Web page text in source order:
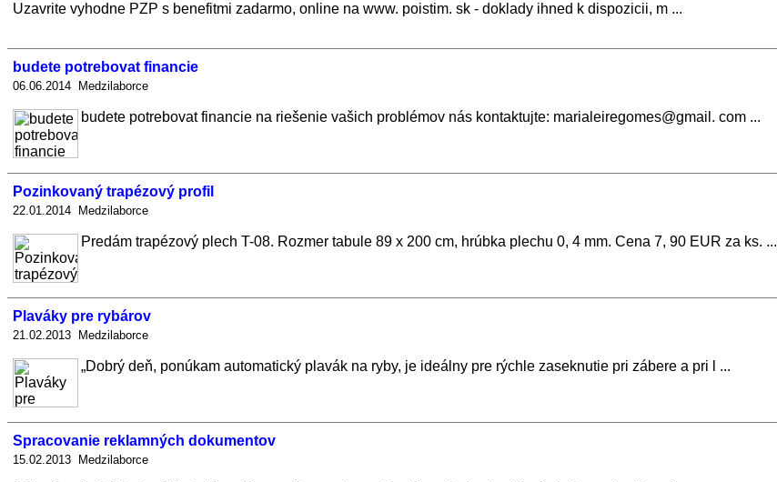
Uzavrite vyhodne PZP s benefitmi zadarmo, online na www. poistim. sk - doklady ihned k dispozicii, m ...
budete potrebovat financie
06.06.2014 Medzilaborce
budete potrebovat financie na riešenie vašich problémov nás kontaktujte: marialeiregomes@gmail. com ...
Pozinkovaný trapézový profil
22.01.2014 Medzilaborce
Predám trapézový plech T-08. Rozmer tabule 89 x 200 cm, hrúbka plechu 0, 4 mm. Cena 7, 90 EUR za ks. ...
Plaváky pre rybárov
21.02.2013 Medzilaborce
„Dobrý deň, ponúkam automatický plavák na ryby, je ideálny pre rýchle zaseknutie pri zábere a pri l ...
Spracovanie reklamných dokumentov
15.02.2013 Medzilaborce